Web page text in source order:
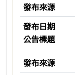
發布來源
發布日期
公告標題
發布來源